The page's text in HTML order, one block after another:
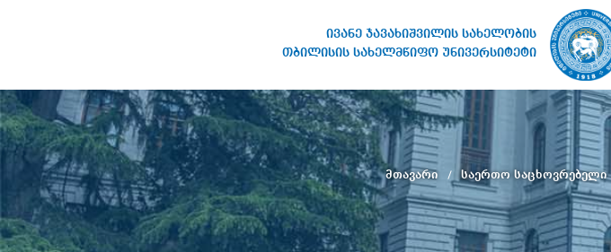
ივანე ჯავახიშვილის სახელობის
თბილისის სახელმწიფო უნივერსიტეტი
სახელობის თბილისის
სახელმწიფო უნივერსიტეტი
მთავარი საერთო საცხოვრებელი